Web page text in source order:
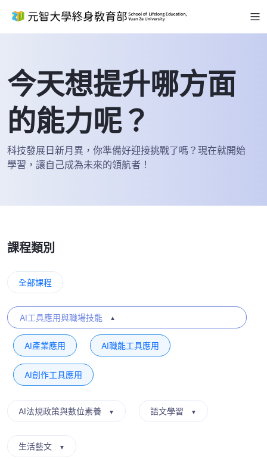
今天想提升哪方面
的能力呢？
科技發展日新月異，你準備好迎接挑戰了嗎？現在就開始
學習，讓自己成為未來的領航者！
課程類別
全部課程
AI工具應用與職場技能 ▼
AI產業應用 AI職能工具應用
AI創作工具應用
AI法規政策與數位素養 ▼ 語文學習 ▼
生活藝文 ▼